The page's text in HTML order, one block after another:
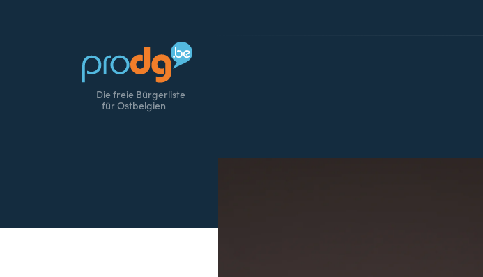
Die freie Bürgerliste
für Ostbelgien